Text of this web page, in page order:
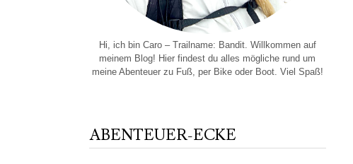
Hi, ich bin Caro – Trailname: Bandit. Willkommen auf
meinem Blog! Hier findest du alles mögliche rund um
meine Abenteuer zu Fuß, per Bike oder Boot. Viel Spaß!
ABENTEUER-ECKE